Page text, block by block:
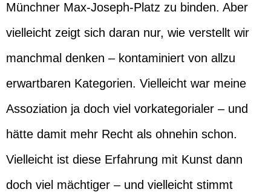
Münchner Max-Joseph-Platz zu binden. Aber
vielleicht zeigt sich daran nur, wie verstellt wir
manchmal denken – kontaminiert von allzu
erwartbaren Kategorien. Vielleicht war meine
Assoziation ja doch viel vorkategorialer – und
hätte damit mehr Recht als ohnehin schon.
Vielleicht ist diese Erfahrung mit Kunst dann
doch viel mächtiger – und vielleicht stimmt